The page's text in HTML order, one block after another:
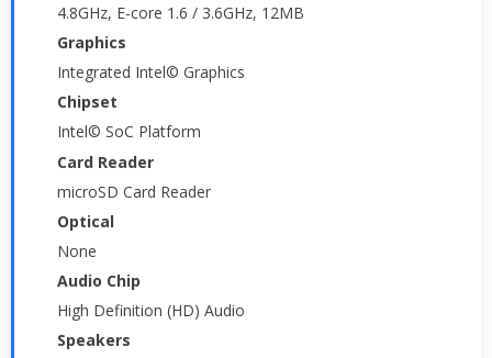
4.8GHz, E-core 1.6 / 3.6GHz, 12MB
Graphics
Integrated Intel© Graphics
Chipset
Intel© SoC Platform
Card Reader
microSD Card Reader
Optical
None
Audio Chip
High Definition (HD) Audio
Speakers